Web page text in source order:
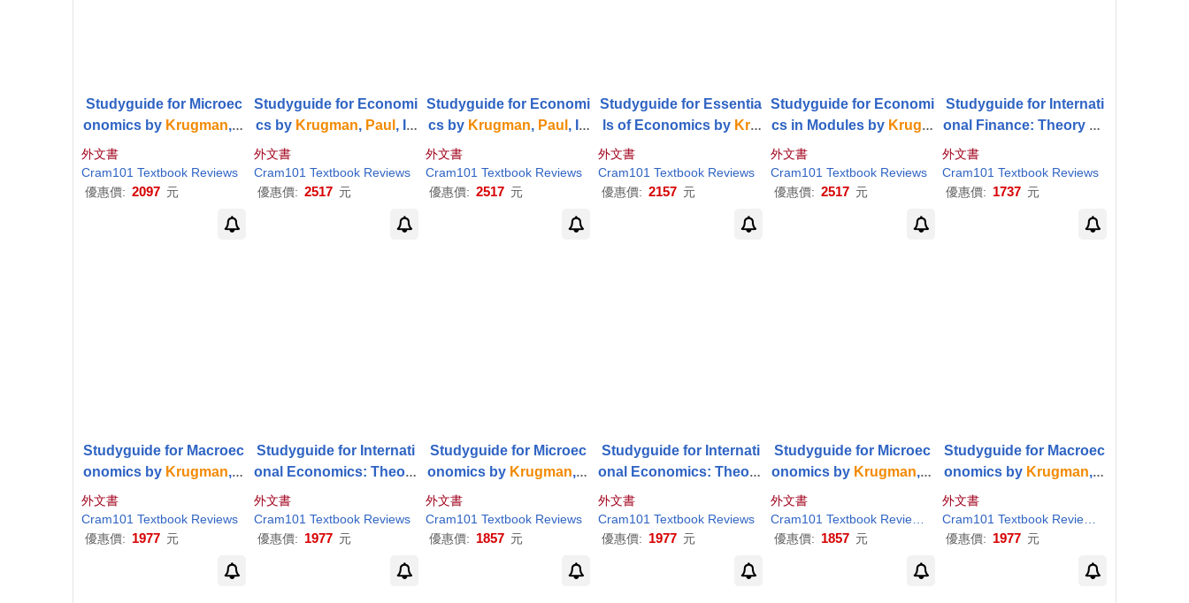
Studyguide for Microec
onomics by Krugman,P
aul , ISBN 978146412397
9
外文書
Cram101 Textbook Reviews
優惠價: 2097 元
Studyguide for Economi
cs by Krugman, Paul , IS
BN 9781464112256
外文書
Cram101 Textbook Reviews
優惠價: 2517 元
Studyguide for Economi
cs by Krugman, Paul , IS
BN 9781464103827
外文書
Cram101 Textbook Reviews
優惠價: 2517 元
Studyguide for Essentia
ls of Economics by Kru
gman
29278508
外文書
Cram101 Textbook Reviews
優惠價: 2157 元
Studyguide for Economi
cs in Modules by Krugm
an, Paul
39031
外文書
Cram101 Textbook Reviews
優惠價: 2517 元
Studyguide for Internati
onal Finance: Theory an
d Policy by
aulR., ISBN 9780133826
678
外文書
Cram101 Textbook Reviews
優惠價: 1737 元
Studyguide for Macroec
onomics by Krugman,P
外文書
Cram101 Textbook Reviews
優惠價: 1977 元
Studyguide for Internati
onal Economics: Theory
and Policy by
PaulR.
外文書
Cram101 Textbook Reviews
優惠價: 1977 元
Studyguide for Microec
onomics by Krugman,P
外文書
Cram101 Textbook Reviews
優惠價: 1857 元
Studyguide for Internati
onal Economics: Theory
and Policy by
PaulR., ISBN 978013214
6654
外文書
Cram101 Textbook Reviews
優惠價: 1977 元
Studyguide for Microec
onomics by Krugman,P
aul , ISBN 978142928342
7
外文書
Cram101 Textbook Reviews
Krugman
Paul
優惠價: 1857 元
Studyguide for Macroec
onomics by Krugman,P
aul , ISBN 978142928343
4
外文書
優惠價: 1977 元